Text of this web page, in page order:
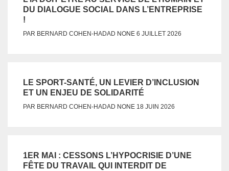
DU DIALOGUE SOCIAL DANS L’ENTREPRISE
!
PAR BERNARD COHEN-HADAD NONE 6 JUILLET 2026
LE SPORT-SANTÉ, UN LEVIER D’INCLUSION
ET UN ENJEU DE SOLIDARITÉ
PAR BERNARD COHEN-HADAD NONE 18 JUIN 2026
1ER MAI : CESSONS L’HYPOCRISIE D’UNE
FÊTE DU TRAVAIL QUI INTERDIT DE